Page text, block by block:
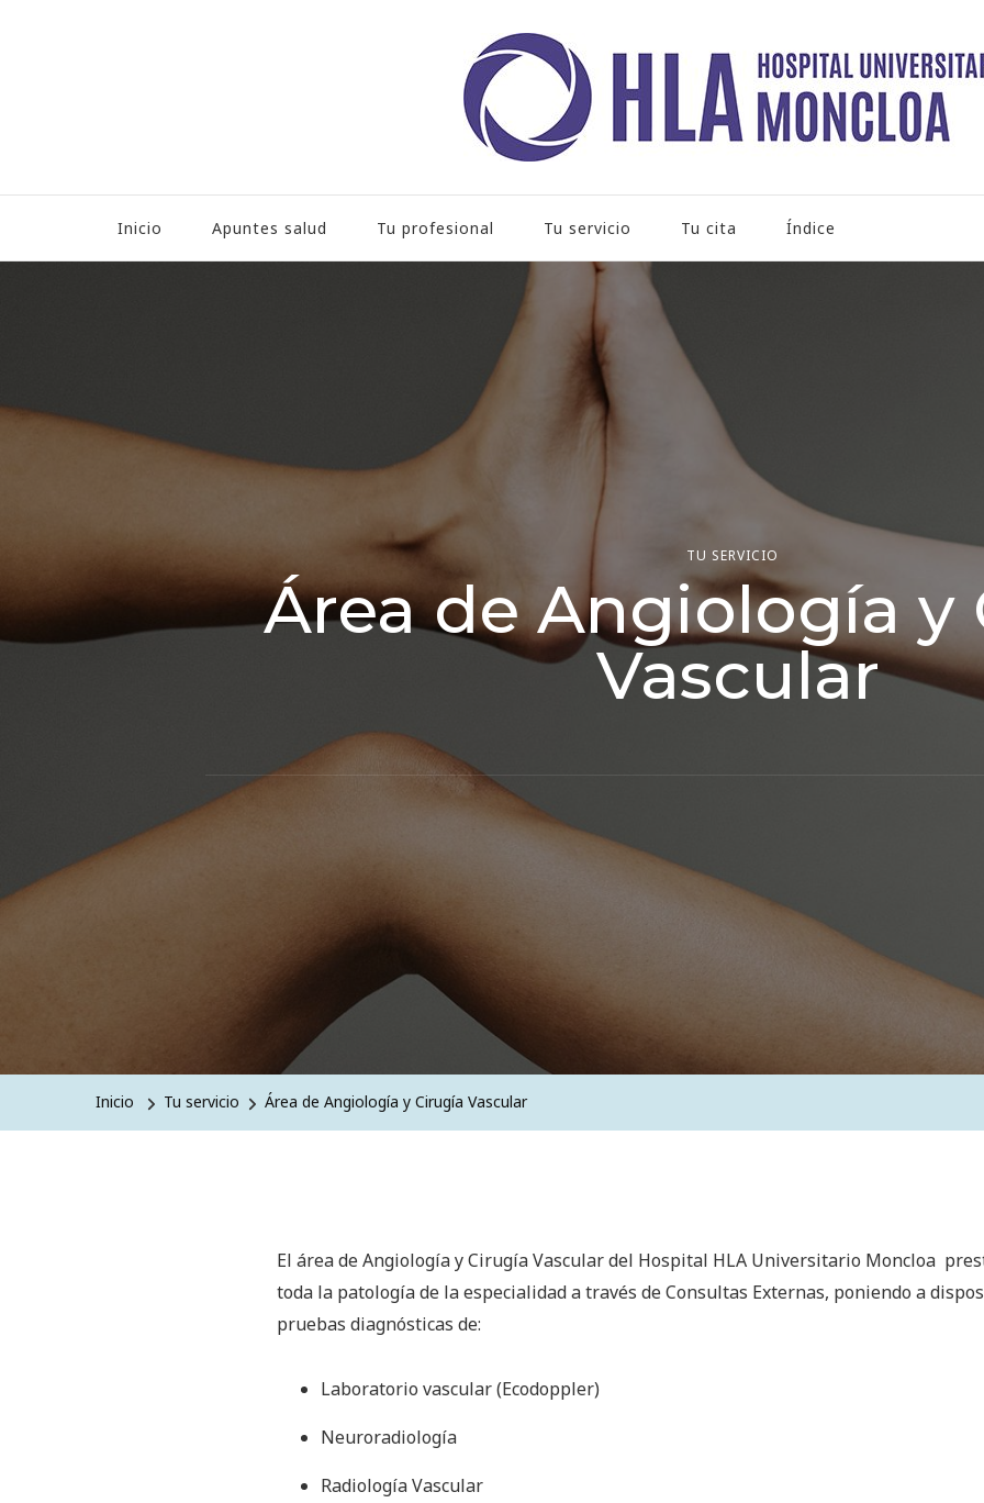
Inicio Apuntes salud Tu profesional Tu servicio Tu cita Índice
TU SERVICIO
Área de Angiología y
Vascular
Inicio Tu servicio Área de Angiología y Cirugía Vascular
El área de Angiología y Cirugía Vascular del Hospital HLA Universitario Moncloa
toda la patología de la especialidad a través de Consultas Externas, poniendo a
pruebas diagnósticas de:
Laboratorio vascular (Ecodoppler)
Neuroradiología
Radiología Vascular